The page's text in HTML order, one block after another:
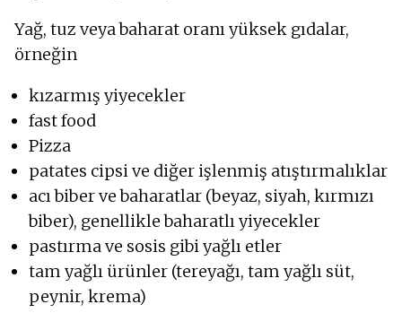
Yağ, tuz veya baharat oranı yüksek gıdalar,
örneğin
kızarmış yiyecekler
fast food
Pizza
patates cipsi ve diğer işlenmiş atıştırmalıklar
acı biber ve baharatlar (beyaz, siyah, kırmızı
biber), genellikle baharatlı yiyecekler
pastırma ve sosis gibi yağlı etler
tam yağlı ürünler (tereyağı, tam yağlı süt,
peynir, krema)